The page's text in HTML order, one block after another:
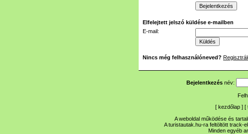
Elfelejtett jelszó küldése e-mailben
E-mail:
Nincs még felhasználóneved?
Bejelentkezés név:
[ kezdőlap ] [
A weboldal működése és
A turistautak.hu-ra feltöltött track-
Minden egyéb